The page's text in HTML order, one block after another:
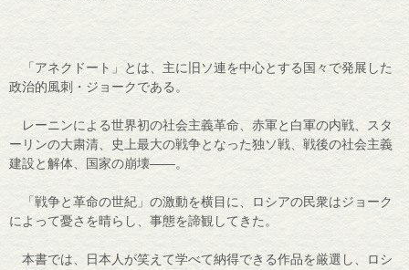
「アネクドート」とは、主に旧ソ連を中心とする国々で発展した
政治的風刺・ジョークである。
レーニンによる世界初の社会主義革命、赤軍と白軍の内戦、スタ
ーリンの大粛清、史上最大の戦争となった独ソ戦、戦後の社会主義
建設と解体、国家の崩壊――。
「戦争と革命の世紀」の激動を横目に、ロシアの民衆はジョーク
によって憂さを晴らし、事態を諦観してきた。
本書では、日本人が笑えて学べて納得できる作品を厳選し、ロシ